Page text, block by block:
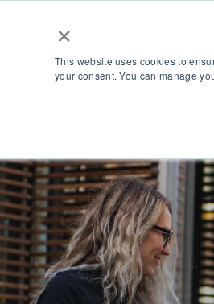
×
This website uses cookies to
your consent. You can manage